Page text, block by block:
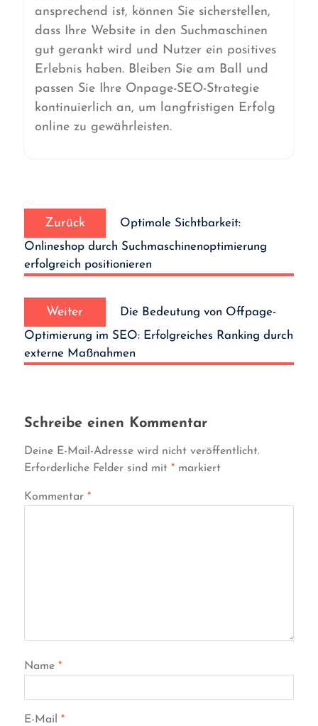
ansprechend ist, können Sie sicherstellen,
dass Ihre Website in den Suchmaschinen
gut gerankt wird und Nutzer ein positives
Erlebnis haben. Bleiben Sie am Ball und
passen Sie Ihre Onpage-SEO-Strategie
kontinuierlich an, um langfristigen Erfolg
online zu gewährleisten.
Navigation
Zurück
Vorheriger
Beitrag:
Optimale Sichtbarkeit:
Onlineshop durch Suchmaschinenoptimierung
erfolgreich positionieren
Weiter
Nächster
Die Bedeutung von Offpage-
Optimierung im SEO: Erfolgreiches Ranking durch
externe Maßnahmen
Schreibe einen Kommentar
Deine E-Mail-Adresse wird nicht veröffentlicht.
Erforderliche Felder sind mit *markiert
Kommentar *
Name *
E-Mail *